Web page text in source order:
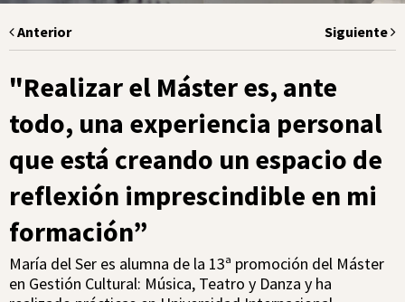
Anterior Siguiente
"Realizar el Máster es, ante
todo, una experiencia personal
que está creando un espacio de
reflexión imprescindible en mi
formación”
María del Ser es alumna de la 13ª promoción del Máster
en Gestión Cultural: Música, Teatro y Danza y ha